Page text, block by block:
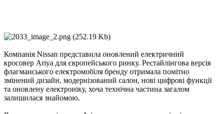
Компанія Nissan представила оновлений електричний
кросовер Ariya для європейського ринку. Рестайлінгова версія
флагманського електромобіля бренду отримала помітно
змінений дизайн, модернізований салон, нові цифрові функції
та оновлену електроніку, хоча технічна частина загалом
залишилася знайомою.